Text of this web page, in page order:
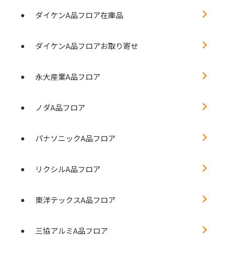
ダイケンA品フロア在庫品
ダイケンA品フロアお取り寄せ
永大産業A品フロア
ノダA品フロア
パナソニックA品フロア
リクシルA品フロア
東洋テックスA品フロア
三協アルミA品フロア